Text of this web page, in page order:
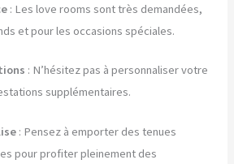
: Les love rooms sont très demandées,
et pour les occasions spéciales.
: N’hésitez pas à personnaliser votre
supplémentaires.
: Pensez à emporter des tenues
pour profiter pleinement des